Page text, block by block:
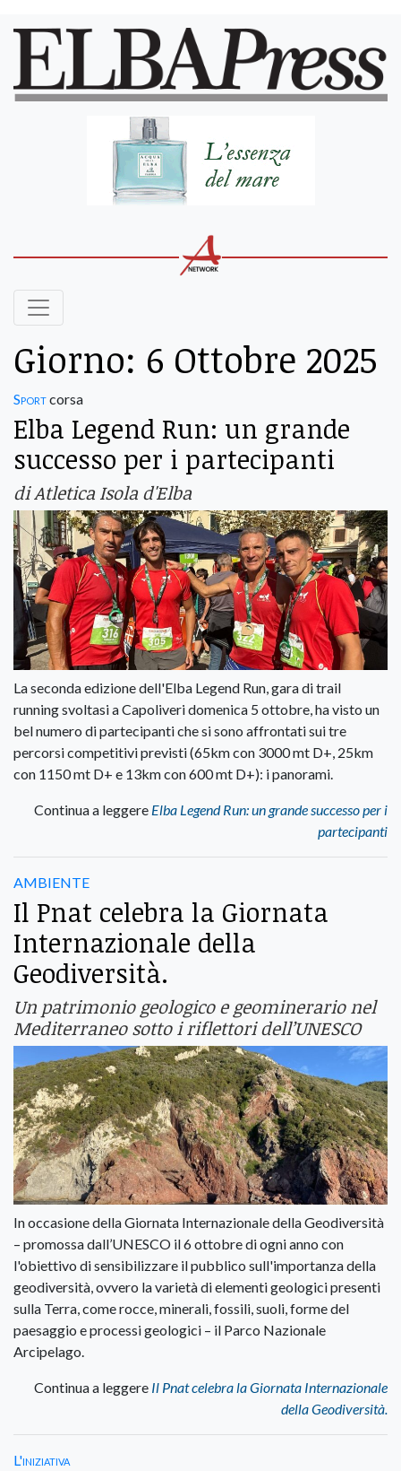
Giorno: 6 Ottobre 2025
Sportcorsa
Elba Legend Run: un grande
successo per i partecipanti
di Atletica Isola d'Elba
La seconda edizione dell'Elba Legend Run, gara di trail
running svoltasi a Capoliveri domenica 5 ottobre, ha visto un
bel numero di partecipanti che si sono affrontati sui tre
percorsi competitivi previsti (65km con 3000 mt D+, 25km
con 1150 mt D+ e 13km con 600 mt D+): i panorami.
Continua a leggere Elba Legend Run: un grande successo per i
partecipanti
AMBIENTE
Il Pnat celebra la Giornata
Internazionale della
Geodiversità.
Un patrimonio geologico e geominerario nel
Mediterraneo sotto i riflettori dell’UNESCO
In occasione della Giornata Internazionale della Geodiversità
– promossa dall’UNESCO il 6 ottobre di ogni anno con
l'obiettivo di sensibilizzare il pubblico sull'importanza della
geodiversità, ovvero la varietà di elementi geologici presenti
sulla Terra, come rocce, minerali, fossili, suoli, forme del
paesaggio e processi geologici – il Parco Nazionale
Arcipelago.
Continua a leggere Il Pnat celebra la Giornata Internazionale
della Geodiversità.
L'iniziativa